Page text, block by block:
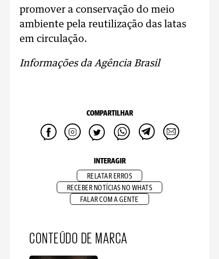
promover a conservação do meio
ambiente pela reutilização das latas
em circulação.
Informações da Agência Brasil
COMPARTILHAR
INTERAGIR
RELATAR ERROS
RECEBER NOTÍCIAS NO WHATS
FALAR COM A GENTE
CONTEÚDO DE MARCA